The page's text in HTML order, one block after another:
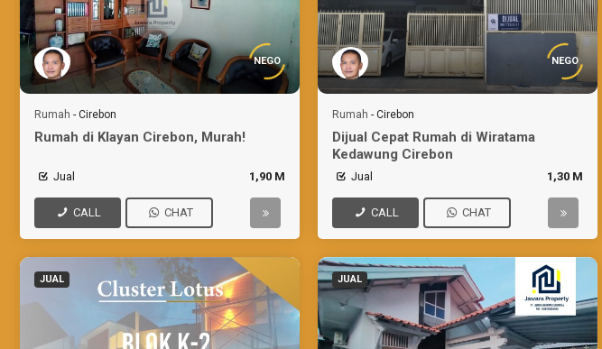
NEGO
Rumah - Cirebon
Rumah di Klayan Cirebon, Murah!
Jual 1,90 M
CALL CHAT
NEGO
Rumah - Cirebon
Dijual Cepat Rumah di Wiratama
Kedawung Cirebon
Jual 1,30 M
CALL CHAT
JUAL JUAL